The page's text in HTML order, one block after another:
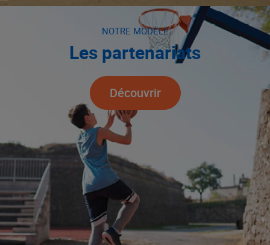
NOTRE MODÈLE
Les partenariats
Découvrir